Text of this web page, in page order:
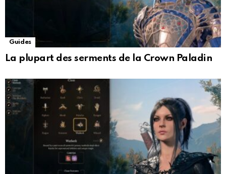
Guides
La plupart des serments de la Crown Paladin